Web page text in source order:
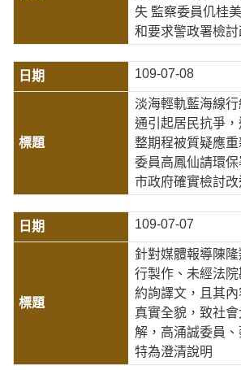
失 監察委員仉桂
和要求警政署檢討
109-07-08
淡海輕軌藍海線
通引起居民抗爭
整期程被質疑應
委員高鳳仙請環
市政府確實檢討改
109-07-07
針對媒體報導陳
行製作、未經法
約詢譯文，且其
真實全貌，致社
解，高涌誠委員
特為澄清說明